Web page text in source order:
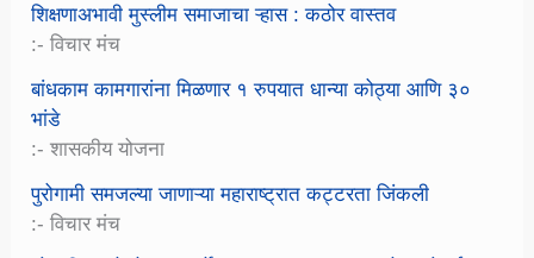
शिक्षणाअभावी मुस्लीम समाजाचा ऱ्हास : कठोर वास्तव
:- विचार मंच
बांधकाम कामगारांना मिळणार १ रुपयात धान्या कोठ्या आणि ३०
भांडे
:- शासकीय योजना
पुरोगामी समजल्या जाणाऱ्या महाराष्ट्रात कट्टरता जिंकली
:- विचार मंच